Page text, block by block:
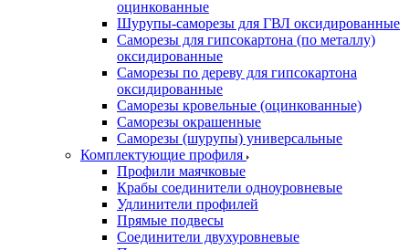
оцинкованные
Шурупы-саморезы для ГВЛ оксидированные
Саморезы для гипсокартона (по металлу)
оксидированные
Саморезы по дереву для гипсокартона
оксидированные
Саморезы кровельные (оцинкованные)
Саморезы окрашенные
Саморезы (шурупы) универсальные
Комплектующие профиля
Профили маячковые
Крабы соединители одноуровневые
Удлинители профилей
Прямые подвесы
Соединители двухуровневые